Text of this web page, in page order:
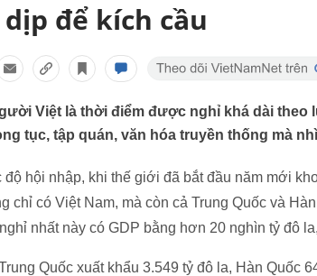
để kích cầu
Việt là thời điểm được nghỉ khá dài theo
tục, tập quán, văn hóa truyền thống mà
hội nhập, khi thế giới đã bắt đầu năm mới
chỉ có Việt Nam, mà còn cả Trung Quốc và
nhất này có GDP bằng hơn 20 nghìn tỷ đô
Quốc xuất khẩu 3.549 tỷ đô la, Hàn Quốc